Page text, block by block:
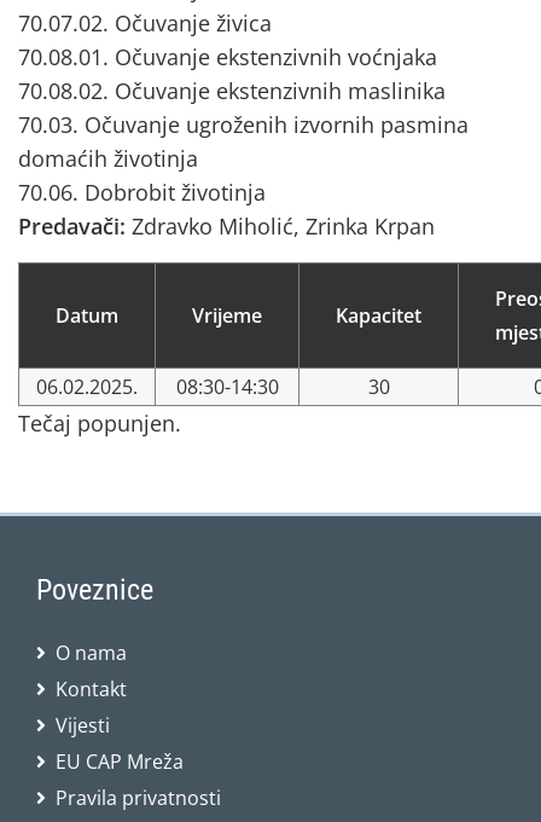
70.07.02. Očuvanje živica
70.08.01. Očuvanje ekstenzivnih voćnjaka
70.08.02. Očuvanje ekstenzivnih maslinika
70.03. Očuvanje ugroženih izvornih pasmina
domaćih životinja
70.06. Dobrobit životinja
Predavači: Zdravko Miholić, Zrinka Krpan
Datum Vrijeme Kapacitet
06.02.2025. 08:30-14:30 30
Tečaj popunjen.
Poveznice
O nama
Kontakt
Vijesti
EU CAP Mreža
Pravila privatnosti